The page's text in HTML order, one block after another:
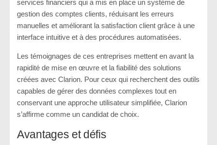
services financiers qui a mis en place un système de
gestion des comptes clients, réduisant les erreurs
manuelles et améliorant la satisfaction client grâce à une
interface intuitive et à des procédures automatisées.
Les témoignages de ces entreprises mettent en avant la
rapidité de mise en œuvre et la fiabilité des solutions
créées avec Clarion. Pour ceux qui recherchent des outils
capables de gérer des données complexes tout en
conservant une approche utilisateur simplifiée, Clarion
s’affirme comme un candidat de choix.
Avantages et défis